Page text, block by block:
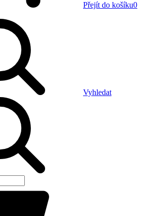
Přejít do košíku0
Vyhledat